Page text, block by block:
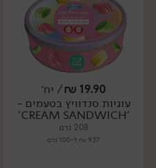
יח׳
19.90
₪/ יח׳
עוגיות סנדוויץ בטעמים -
'CREAM SANDWICH'
208 גרם
9.57 ₪ ל-100 גרם